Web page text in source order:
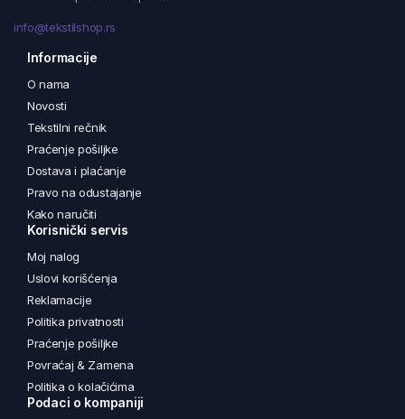
info@tekstilshop.rs
Informacije
O nama
Novosti
Tekstilni rečnik
Praćenje pošiljke
Dostava i plaćanje
Pravo na odustajanje
Kako naručiti
Korisnički servis
Moj nalog
Uslovi korišćenja
Reklamacije
Politika privatnosti
Praćenje pošiljke
Povraćaj & Zamena
Politika o kolačićima
Podaci o kompaniji